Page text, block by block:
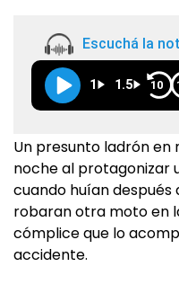
Escuchá la
1 1.5 10
Un presunto ladrón
noche al protagonizar
cuando huían después
robaran otra moto en
cómplice que lo
accidente.